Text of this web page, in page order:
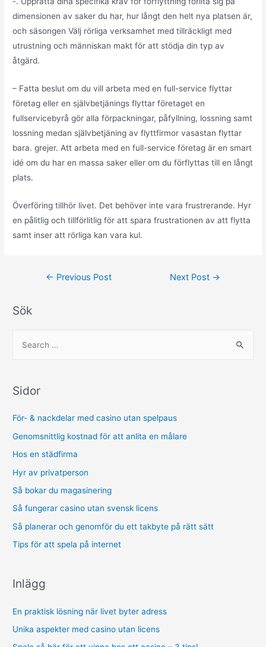
dimensionen av saker du har, hur långt den helt nya platsen är,
och säsongen Välj rörliga verksamhet med tillräckligt med
utrustning och människan makt för att stödja din typ av
åtgärd.
– Fatta beslut om du vill arbeta med en full-service flyttar
företag eller en självbetjänings flyttar företaget en
fullservicebyrå gör alla förpackningar, påfyllning, lossning samt
lossning medan självbetjäning av flyttfirmor vasastan flyttar
bara. grejer. Att arbeta med en full-service företag är en smart
idé om du har en massa saker eller om du förflyttas till en långt
plats.
Överföring tillhör livet. Det behöver inte vara frustrerande. Hyr
en pålitlig och tillförlitlig för att spara frustrationen av att flytta
samt inser att rörliga kan vara kul.
Post← Previous Post Next Post →
Sök
r
h
f
o
Sidor
För- & nackdelar med casino utan spelpaus
Genomsnittlig kostnad för att anlita en målare
Hos en städfirma
Hyr av privatperson
Så bokar du magasinering
Så fungerar casino utan svensk licens
Så planerar och genomför du ett takbyte på rätt sätt
Tips för att spela på internet
Inlägg
En praktisk lösning när livet byter adress
Unika aspekter med casino utan licens